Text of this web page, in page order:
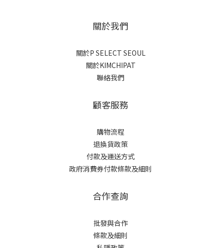
關於我們
關於P SELECT SEOUL
關於KIMCHIPAT
聯絡我們
顧客服務
購物流程
退換貨政策
付款及運送方式
政府消費券付款條款及細則
合作查詢
批發與合作
條款及細則